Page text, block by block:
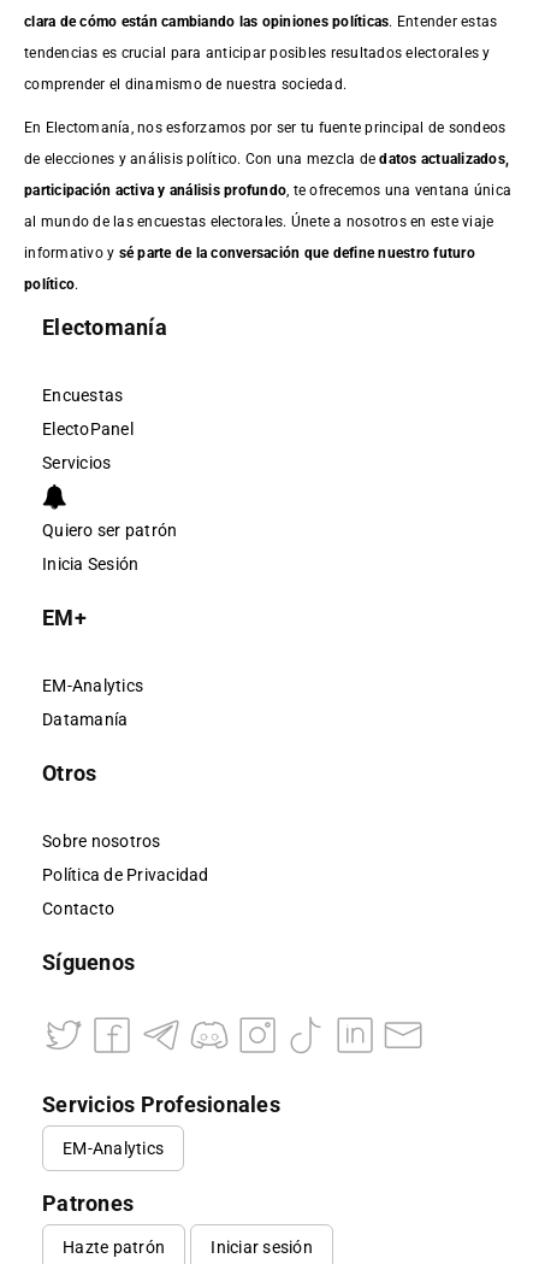
clara de cómo están cambiando las opiniones políticas. Entender estas
tendencias es crucial para anticipar posibles resultados electorales y
comprender el dinamismo de nuestra sociedad.
En Electomanía, nos esforzamos por ser tu fuente principal de sondeos
de elecciones y análisis político. Con una mezcla dedatos actualizados,
participación activa y análisis profundo , te ofrecemos una ventana única
al mundo de las encuestas electorales. Únete a nosotros en este viaje
informativo y sé parte de la conversación que define nuestro futuro
político.
Electomanía
Encuestas
ElectoPanel
Servicios
Quiero ser patrón
Inicia Sesión
EM+
EM-Analytics
Datamanía
Otros
Sobre nosotros
Política de Privacidad
Contacto
Síguenos
Servicios Profesionales
EM-Analytics
Patrones
Hazte patrón Iniciar sesión